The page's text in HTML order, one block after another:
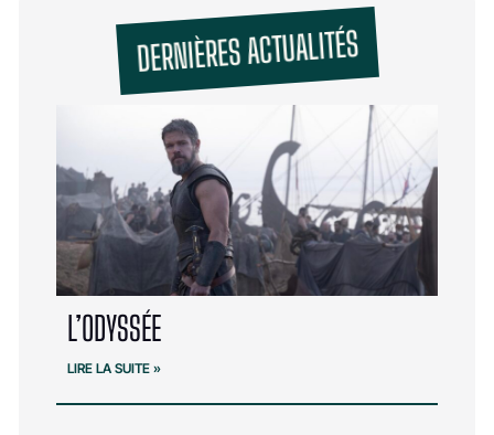
DERNIÈRES ACTUALITÉS
L’ODYSSÉE
LIRE LA SUITE »